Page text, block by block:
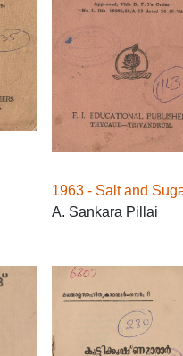
1963 - Salt and
A. Sankara Pillai